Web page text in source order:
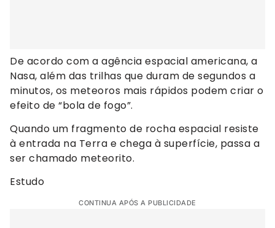
De acordo com a agência espacial americana, a
Nasa, além das trilhas que duram de segundos a
minutos, os meteoros mais rápidos podem criar o
efeito de “bola de fogo”.
Quando um fragmento de rocha espacial resiste
à entrada na Terra e chega à superfície, passa a
ser chamado meteorito.
Estudo
CONTINUA APÓS A PUBLICIDADE